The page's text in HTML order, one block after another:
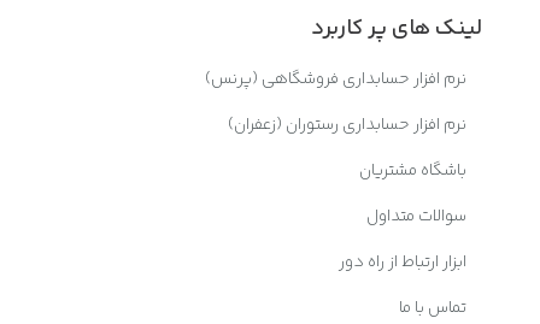
لینک های پر کاربرد
نرم افزار حسابداری فروشگاهی (پرنس)
نرم افزار حسابداری رستوران (زعفران)
باشگاه مشتریان
سوالات متداول
ابزار ارتباط از راه دور
تماس با ما